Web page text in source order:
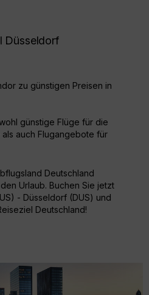
Düsseldorf
zu günstigen Preisen in
günstige Flüge für die
auch Flugangebote für
Deutschland
Urlaub. Buchen Sie jetzt
- Düsseldorf (DUS) und
Deutschland!